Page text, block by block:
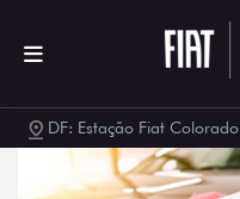
DF: Estação Fiat Colorado